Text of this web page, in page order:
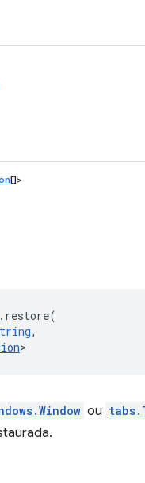
[]>
. restore(
,
>
ou